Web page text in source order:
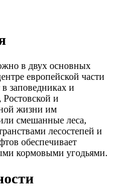
в двух основных
европейской части
заповедниках и
Ростовской и
жизни им
смешанные леса,
лесостепей и
обеспечивает
кормовыми угодьями.